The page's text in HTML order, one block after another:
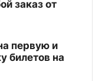
заказ от
первую и
билетов на